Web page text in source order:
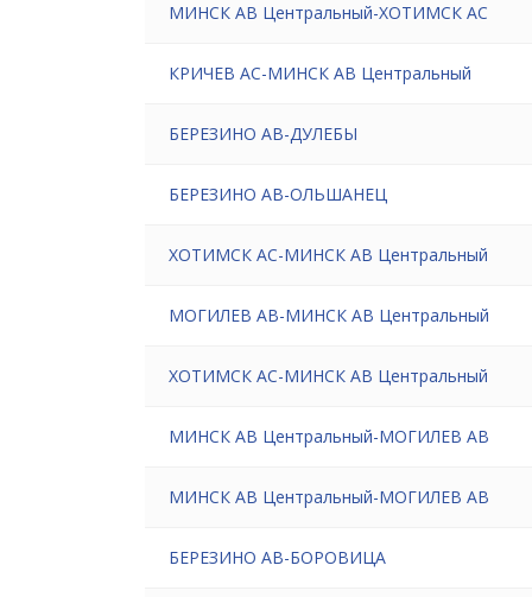
МИНСК АВ Центральный-ХОТИМСК АС
КРИЧЕВ АС-МИНСК АВ Центральный
БЕРЕЗИНО АВ-ДУЛЕБЫ
БЕРЕЗИНО АВ-ОЛЬШАНЕЦ
ХОТИМСК АС-МИНСК АВ Центральный
МОГИЛЕВ АВ-МИНСК АВ Центральный
ХОТИМСК АС-МИНСК АВ Центральный
МИНСК АВ Центральный-МОГИЛЕВ АВ
МИНСК АВ Центральный-МОГИЛЕВ АВ
БЕРЕЗИНО АВ-БОРОВИЦА